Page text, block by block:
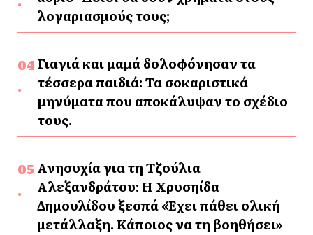
λογαριασμούς τους;
Γιαγιά και μαμά δολοφόνησαν τα
τέσσερα παιδιά: Τα σοκαριστικά
μηνύματα που αποκάλυψαν το σχέδιο
τους.
Ανησυχία για τη Τζούλια
Αλεξανδράτου: Η Χρυσηίδα
Δημουλίδου ξεσπά «Έχει πάθει ολική
μετάλλαξη. Κάποιος να τη βοηθήσει»